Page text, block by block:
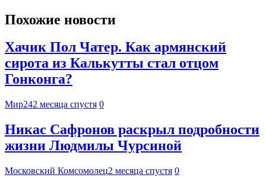
Похожие новости
Хачик Пол Чатер. Как армянский
сирота из Калькутты стал отцом
Гонконга?
Мир242 месяца спустя 0
Никас Сафронов раскрыл подробности
жизни Людмилы Чурсиной
Московский Комсомолец2 месяца спустя 0